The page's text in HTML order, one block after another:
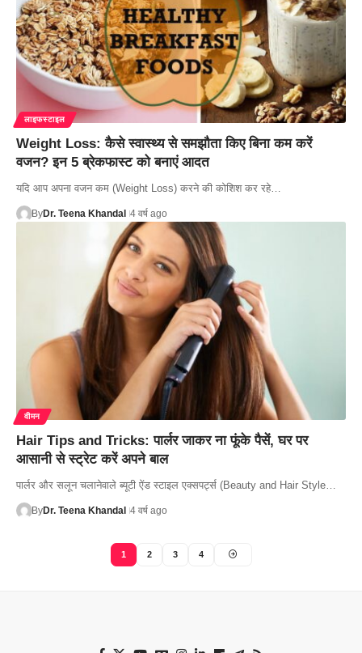
लाइफस्टाइल
Weight Loss: कैसे स्वास्थ्य से समझौता किए बिना कम करें
वजन? इन 5 ब्रेकफास्ट को बनाएं आदत
यदि आप अपना वजन कम (Weight Loss) करने की कोशिश कर रहे…
ByDr. Teena Khandal 4 वर्ष ago
वीमन
Hair Tips and Tricks: पार्लर जाकर ना फूंके पैसें, घर पर
आसानी से स्ट्रेट करें अपने बाल
पार्लर और सलून चलानेवाले ब्यूटी ऐंड स्टाइल एक्सपर्ट्स (Beauty and Hair Style…
ByDr. Teena Khandal 4 वर्ष ago
1 2 3 4